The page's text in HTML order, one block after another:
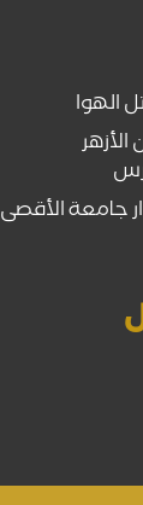
الهوا
جامعة الأقصى